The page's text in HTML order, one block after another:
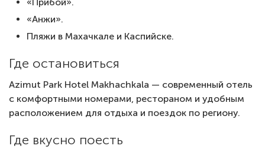
«Анжи».
Пляжи в Махачкале и Каспийске.
Где остановиться
Azimut Park Hotel Makhachkala — современный отель
с комфортными номерами, рестораном и удобным
расположением для отдыха и поездок по региону.
Где вкусно поесть